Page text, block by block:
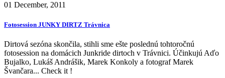
01 December, 2011
Fotosession JUNKY DIRTZ Trávnica
Dirtová sezóna skončila, stihli sme ešte poslednú tohtoročnú
fotosession na domácich Junkride dirtoch v Trávnici. Účinkujú Aďo
Bujalko, Lukáš Andrášik, Marek Konkoly a fotograf Marek
Švančara... Check it !